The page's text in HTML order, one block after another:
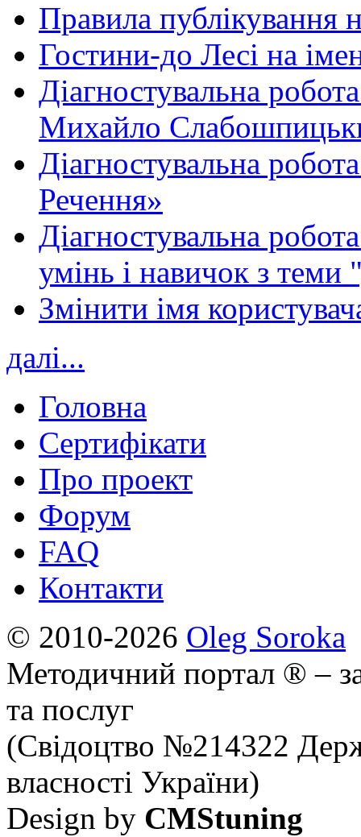
Правила публікування
Гостини-до Лесі на
Діагностувальна
Михайло
Діагностувальна
Речення»
Діагностувальна
умінь і навичок з теми
Змінити імя
далі...
Головна
Сертифікати
Про проект
Форум
FAQ
Контакти
© 2010-2026 Oleg Soroka
Методичний портал ® –
та послуг
(Свідоцтво №214322
власності України)
Design by CMStuning